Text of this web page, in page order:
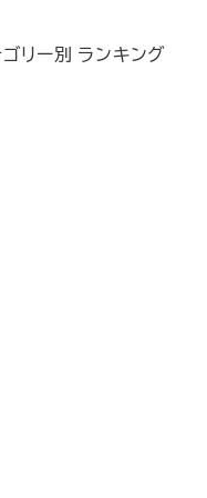
リー別 ランキング